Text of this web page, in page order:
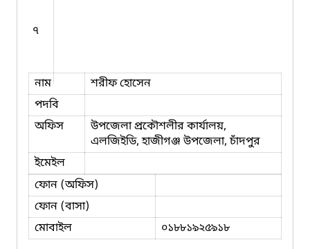
৭
নাম
শরীফ হোসেন
পদবি
অফিস
উপজেলা প্রকৌশলীর কার্যালয়,
এলজিইডি, হাজীগঞ্জ উপজেলা, চাঁদপুর
ইমেইল
ফোন (অফিস)
ফোন (বাসা)
মোবাইল
০১৮৮১৯২৫৯১৮